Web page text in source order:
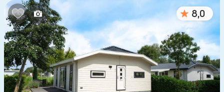
Schlafzimmern:
1 2 3
Badezimmer:
1 2 3 5
8,0